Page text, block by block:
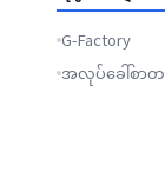
G-Factory
အလုပ်ခေါ်စာတ